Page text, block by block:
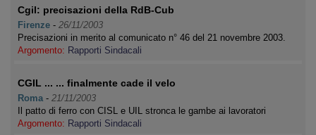
Cgil: precisazioni della RdB-Cub
Firenze - 26/11/2003
Precisazioni in merito al comunicato n° 46 del 21 novembre 2003.
Argomento: Rapporti Sindacali
CGIL ... ... finalmente cade il velo
Roma - 21/11/2003
Il patto di ferro con CISL e UIL stronca le gambe ai lavoratori
Argomento: Rapporti Sindacali